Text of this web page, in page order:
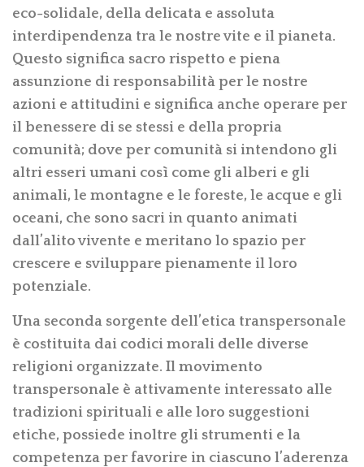
eco-solidale, della delicata e assoluta
interdipendenza tra le nostre vite e il pianeta.
Questo significa sacro rispetto e piena
assunzione di responsabilità per le nostre
azioni e attitudini e significa anche operare per
il benessere di se stessi e della propria
comunità; dove per comunità si intendono gli
altri esseri umani così come gli alberi e gli
animali, le montagne e le foreste, le acque e gli
oceani, che sono sacri in quanto animati
dall’alito vivente e meritano lo spazio per
crescere e sviluppare pienamente il loro
potenziale.
Una seconda sorgente dell’etica transpersonale
è costituita dai codici morali delle diverse
religioni organizzate. Il movimento
transpersonale è attivamente interessato alle
tradizioni spirituali e alle loro suggestioni
etiche, possiede inoltre gli strumenti e la
competenza per favorire in ciascuno l’aderenza